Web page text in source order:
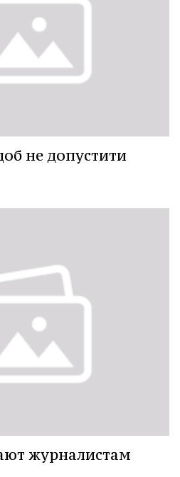
не допустити
журналистам